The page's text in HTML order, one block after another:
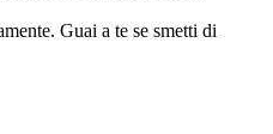
Guai a te se smetti di